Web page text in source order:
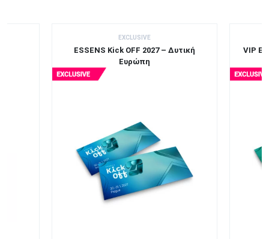
EXCLUSIVE
ESSENS Kick OFF 2027 – Δυτική
Ευρώπη
VIP